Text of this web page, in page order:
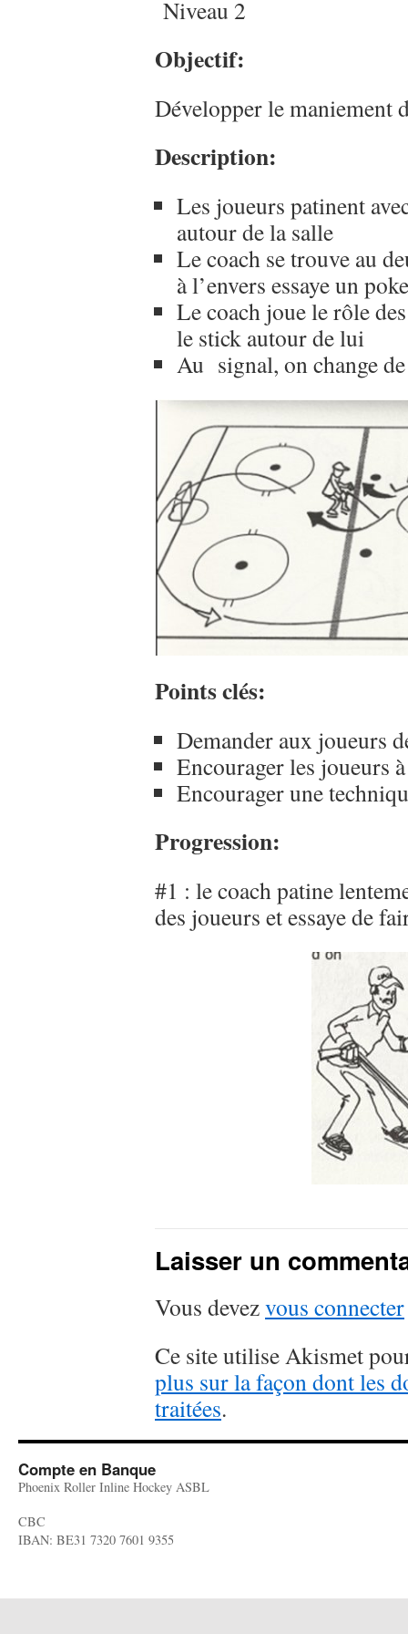
Niveau 2
Objectif:
Développer le maniement
Description:
Les joueurs patinent
autour de la salle
Le coach se trouve au
à l’envers essaye un
Le coach joue le rôle
le stick autour de lui
Au signal, on change
Points clés:
Demander aux joueurs
Encourager les joueurs
Encourager une
Progression:
#1 : le coach patine
des joueurs et essaye de
Laisser un
Vous devezvous connecter
Ce site utilise Akismet
plus sur la façon dont les
traitées.
Compte en Banque
Phoenix Roller Inline Hockey ASBL
CBC
IBAN: BE31 7320 7601 9355